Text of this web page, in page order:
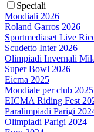
Speciali
Mondiali 2026
Roland Garros 2026
Sportmediaset Live
Scudetto Inter 2026
Olimpiadi Invernali
Super Bowl 2026
Eicma 2025
Mondiale per club 2025
EICMA Riding Fest
Paralimpiadi Parigi
Olimpiadi Parigi 2024